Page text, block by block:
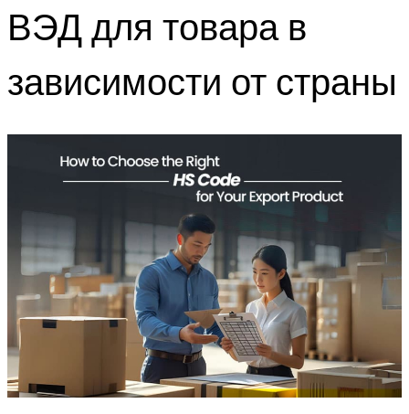
ВЭД для товара в
зависимости от страны